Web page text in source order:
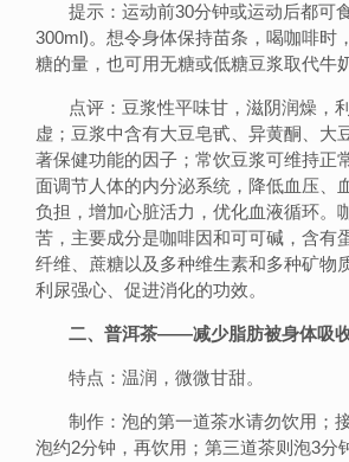
提示：运动前30分钟或运动后都可食
300ml)。想令身体保持苗条，喝咖啡时
糖的量，也可用无糖或低糖豆浆取代牛
点评：豆浆性平味甘，滋阴润燥，
虚；豆浆中含有大豆皂甙、异黄酮、大
著保健功能的因子；常饮豆浆可维持正
面调节人体的内分泌系统，降低血压、
负担，增加心脏活力，优化血液循环。
苦，主要成分是咖啡因和可可碱，含有
纤维、蔗糖以及多种维生素和多种矿物
利尿强心、促进消化的功效。
二、普洱茶——减少脂肪被身体吸
特点：温润，微微甘甜。
制作：泡的第一道茶水请勿饮用；
泡约2分钟，再饮用；第三道茶则泡3分